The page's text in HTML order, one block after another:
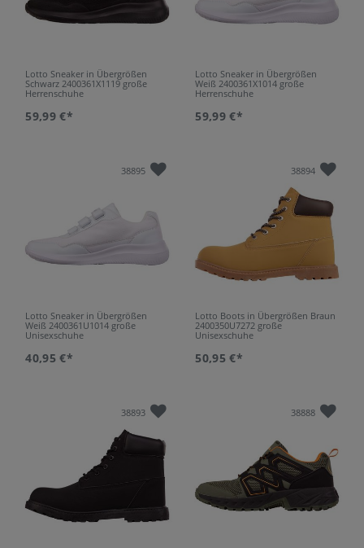
Lotto Sneaker in Übergrößen
Schwarz 2400361X1119 große
Herrenschuhe
59,99 €*
Lotto Sneaker in Übergrößen
Weiß 2400361X1014 große
Herrenschuhe
59,99 €*
38895
Lotto Sneaker in Übergrößen
Weiß 2400361U1014 große
Unisexschuhe
40,95 €*
38894
Lotto Boots in Übergrößen Braun
2400350U7272 große
Unisexschuhe
50,95 €*
38893 38888